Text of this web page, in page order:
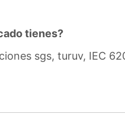
tienes?
sgs, turuv, IEC